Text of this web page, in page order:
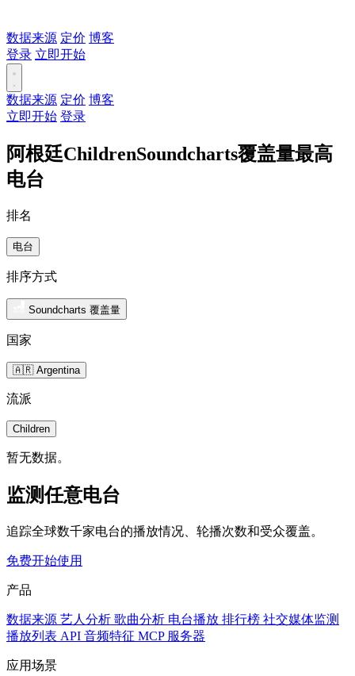
数据来源 定价 博客
登录 立即开始
数据来源 定价 博客
立即开始 登录
阿根廷ChildrenSoundcharts覆盖量最高
电台
排名
电台
排序方式
Soundcharts 覆盖量
国家
🇦🇷 Argentina
流派
Children
暂无数据。
监测任意电台
追踪全球数千家电台的播放情况、轮播次数和受众覆盖。
免费开始使用
产品
数据来源 艺人分析 歌曲分析 电台播放 排行榜 社交媒体监测
播放列表 API 音频特征 MCP 服务器
应用场景